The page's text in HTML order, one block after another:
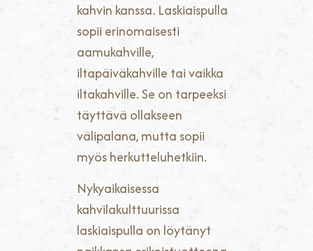
kahvin kanssa. Laskiaispulla
sopii erinomaisesti
aamukahville,
iltapäiväkahville tai vaikka
iltakahville. Se on tarpeeksi
täyttävä ollakseen
välipalana, mutta sopii
myös herkutteluhetkiin.
Nykyaikaisessa
kahvilakulttuurissa
laskiaispulla on löytänyt